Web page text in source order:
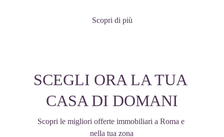
Scopri di più
SCEGLI ORA LA TUA
CASA DI DOMANI
Scopri le migliori offerte immobiliari a Roma e
nella tua zona